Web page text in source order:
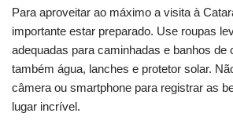
Para aproveitar ao máximo a visita à
importante estar preparado. Use roupas
adequadas para caminhadas e banhos de
também água, lanches e protetor solar.
câmera ou smartphone para registrar as
lugar incrível.